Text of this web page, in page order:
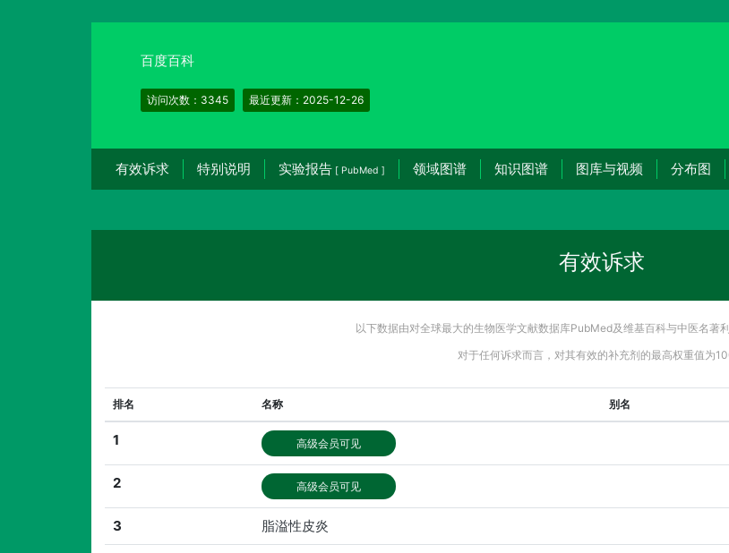
百度百科
访问次数：3345 最近更新：2025-12-26
有效诉求 特别说明 实验报告 [ PubMed ] 领域图谱 知识图谱 图库与视频 分布图
有效诉求
以下数据由对全球最大的生物医学文献数据库PubMed及维基百科与中医名著
对于任何诉求而言，对其有效的补充剂的最高权重值为
排名 名称 别名
1 高级会员可见
2 高级会员可见
3 脂溢性皮炎